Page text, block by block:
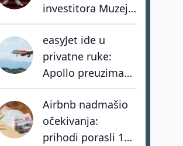
investitora Muzej
Iluzija ubrzava
razvoj vlastite
mreže muzeja
easyJet ide u
privatne ruke:
Apollo preuzima
jednog od
najvećih europskih
low-cost
prijevoznika
Airbnb nadmašio
očekivanja:
prihodi porasli 17